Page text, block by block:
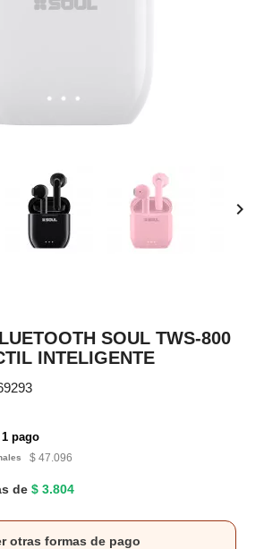

SOUL TWS-800
INTELIGENTE
pago
$ 47.096
de $ 3.804
otras formas de pago